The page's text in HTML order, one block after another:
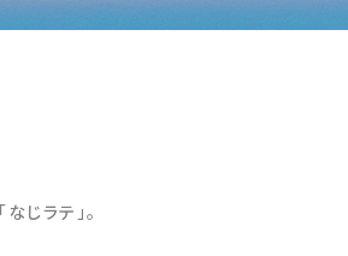
じラテ」。